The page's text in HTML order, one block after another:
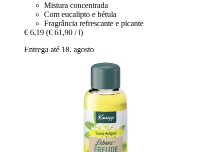
Mistura concentrada
Com eucalipto e bétula
Fragrância refrescante e picante
€ 6,19 (€ 61,90 / l)
Entrega até 18. agosto